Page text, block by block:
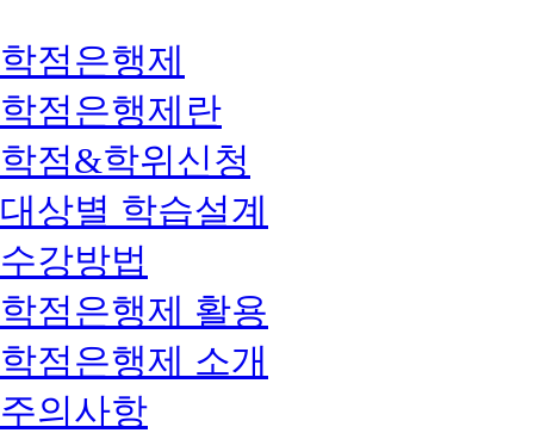
학점은행제
학점은행제란
학점&학위신청
대상별 학습설계
수강방법
학점은행제 활용
학점은행제 소개
주의사항